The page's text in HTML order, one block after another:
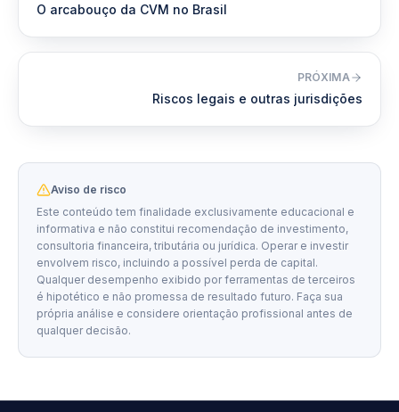
O arcabouço da CVM no Brasil
PRÓXIMA
Riscos legais e outras jurisdições
Aviso de risco
Este conteúdo tem finalidade exclusivamente educacional e
informativa e não constitui recomendação de investimento,
consultoria financeira, tributária ou jurídica. Operar e investir
envolvem risco, incluindo a possível perda de capital.
Qualquer desempenho exibido por ferramentas de terceiros
é hipotético e não promessa de resultado futuro. Faça sua
própria análise e considere orientação profissional antes de
qualquer decisão.